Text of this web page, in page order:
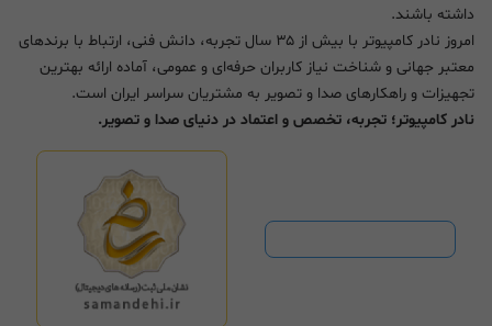
داشته باشند.
امروز نادر کامپیوتر با بیش از ۳۵ سال تجربه، دانش فنی، ارتباط با برندهای
معتبر جهانی و شناخت نیاز کاربران حرفه‌ای و عمومی، آماده ارائه بهترین
تجهیزات و راهکارهای صدا و تصویر به مشتریان سراسر ایران است.
نادر کامپیوتر؛ تجربه، تخصص و اعتماد در دنیای صدا و تصویر.